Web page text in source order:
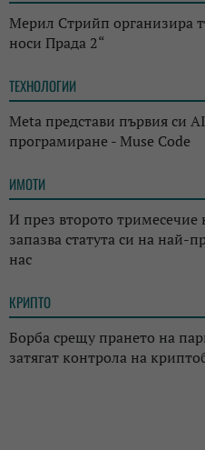
Мерил Стрийп организира
носи Прада 2“
ТЕХНОЛОГИИ
Meta представи първия си
програмиране - Muse Code
ИМОТИ
И през второто тримесечие
запазва статута си на
нас
КРИПТО
Борба срещу прането на
затягат контрола на